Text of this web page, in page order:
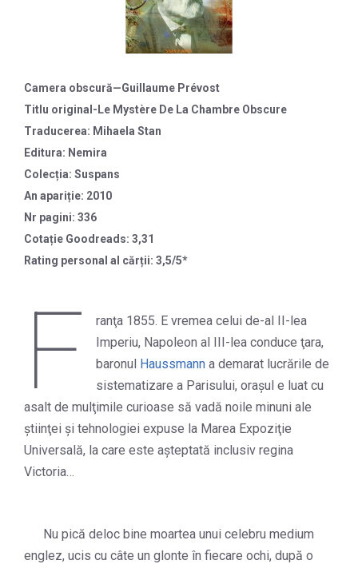
Camera obscură—Guillaume Prévost
Titlu original-Le Mystère De La Chambre Obscure
Traducerea: Mihaela Stan
Editura: Nemira
Colecția: Suspans
An apariție: 2010
Nr pagini: 336
Cotație Goodreads: 3,31
Rating personal al cărții: 3,5/5*
F
ranţa 1855. E vremea celui de-al II-lea
Imperiu, Napoleon al III-lea conduce ţara,
baronul
Haussmann a demarat lucrările de
sistematizare a Parisului, oraşul e luat cu
asalt de mulţimile curioase să vadă noile minuni ale
ştiinţei şi tehnologiei expuse la Marea Expoziţie
Universală, la care este aşteptată inclusiv regina
Victoria…
Nu pică deloc bine moartea unui celebru medium
englez, ucis cu câte un glonte în fiecare ochi, după o